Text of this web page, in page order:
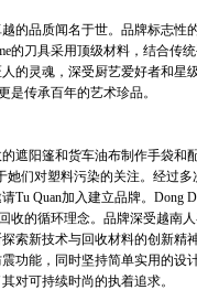
的品质闻名于世。品牌标志性
的刀具采用顶级材料，结合传
的灵魂，深受厨艺爱好者和星
是传承百年的艺术珍品。
遮阳篷和货车油布制作手袋和
她们对塑料污染的关注。经过
Tu Quan加入建立品牌。Dong
收的循环理念。品牌深受越南
索新技术与回收材料的创新精
功能，同时坚持简单实用的设
对可持续时尚的执着追求。